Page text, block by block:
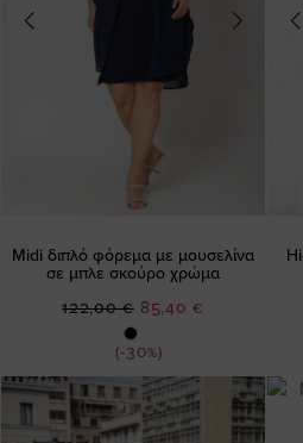
Midi διπλό φόρεμα με μουσελίνα
σε μπλε σκούρο χρώμα
(-30%)
Ειδική
85,40 €
122,00 €